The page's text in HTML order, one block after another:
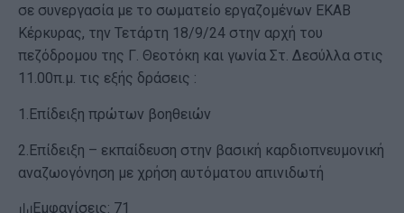
σε συνεργασία με το σωματείο εργαζομένων ΕΚΑΒ
Κέρκυρας, την Τετάρτη 18/9/24 στην αρχή του
πεζόδρομου της Γ. Θεοτόκη και γωνία Στ. Δεσύλλα στις
11.00π.μ. τις εξής δράσεις :
1.Επίδειξη πρώτων βοηθειών
2.Επίδειξη – εκπαίδευση στην βασική καρδιοπνευμονική
αναζωογόνηση με χρήση αυτόματου απινιδωτή
Εμφανίσεις: 71